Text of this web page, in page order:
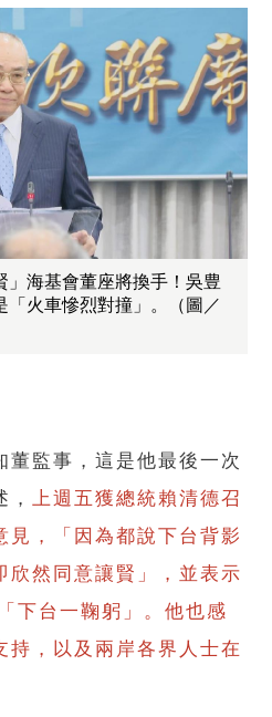
海基會董座將換手！吳豊
「火車慘烈對撞」。（圖／
董監事，這是他最後一次
上週五獲總統賴清德召
見，「因為都說下台背影
欣然同意讓賢」，並表示
下台一鞠躬」。他也感
持，以及兩岸各界人士在